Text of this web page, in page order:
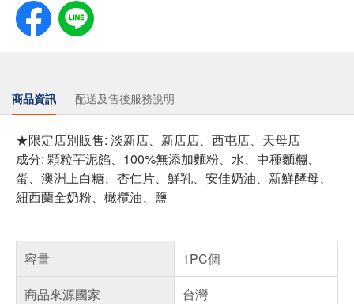
商品資訊 配送及售後服務說明
★限定店別販售: 淡新店、新店店、西屯店、天母店
成分: 顆粒芋泥餡、100%無添加麵粉、水、中種麵糰、
蛋、澳洲上白糖、杏仁片、鮮乳、安佳奶油、新鮮酵母、
紐西蘭全奶粉、橄欖油、鹽
容量
1PC個
商品來源國家
台灣